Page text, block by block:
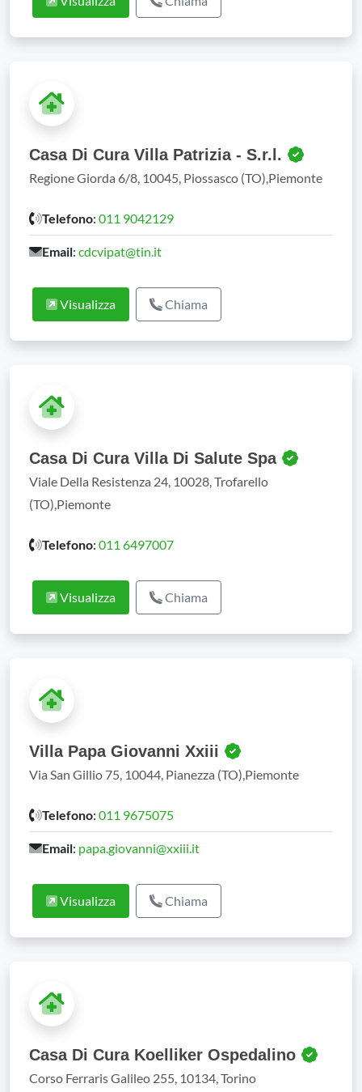
Casa Di Cura Villa Patrizia - S.r.l.
Regione Giorda 6/8, 10045, Piossasco (TO),Piemonte
Telefono: 011 9042129
Email: cdcvipat@tin.it
Visualizza Chiama
Casa Di Cura Villa Di Salute Spa
Viale Della Resistenza 24, 10028, Trofarello
(TO),Piemonte
Telefono: 011 6497007
Visualizza Chiama
Villa Papa Giovanni Xxiii
Via San Gillio 75, 10044, Pianezza (TO),Piemonte
Telefono: 011 9675075
Email: papa.giovanni@xxiii.it
Visualizza Chiama
Casa Di Cura Koelliker Ospedalino
Corso Ferraris Galileo 255, 10134, Torino